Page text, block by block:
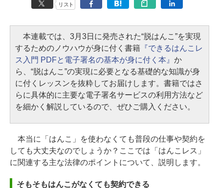
リスト
本連載では、3月3日に発売された“脱はんこ”を実現
するためのノウハウが身に付く書籍『できるはんこレ
ス入門 PDFと電子署名の基本が身に付く本』 か
ら、“脱はんこ”の実現に必要となる基礎的な知識が身
に付くレッスンを抜粋してお届けします。書籍ではさ
らに具体的に主要な電子署名サービスの利用方法など
を細かく解説しているので、ぜひご購入ください。
本当に「はんこ」を使わなくても普段の仕事や契約を
しても大丈夫なのでしょうか？ここでは「はんこレス」
に関連する主な法律のポイントについて、説明します。
そもそもはんこがなくても契約できる